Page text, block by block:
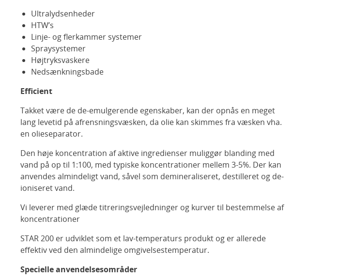
Ultralydsenheder
HTW’s
Linje- og flerkammer systemer
Spraysystemer
Højtryksvaskere
Nedsænkningsbade
Efficient
Takket være de de-emulgerende egenskaber, kan der opnås en meget
lang levetid på afrensningsvæsken, da olie kan skimmes fra væsken vha.
en olieseparator.
Den høje koncentration af aktive ingredienser muliggør blanding med
vand på op til 1:100, med typiske koncentrationer mellem 3-5%. Der kan
anvendes almindeligt vand, såvel som demineraliseret, destilleret og de-
ioniseret vand.
Vi leverer med glæde titreringsvejledninger og kurver til bestemmelse af
koncentrationer
STAR 200 er udviklet som et lav-temperaturs produkt og er allerede
effektiv ved den almindelige omgivelsestemperatur.
Specielle anvendelsesområder